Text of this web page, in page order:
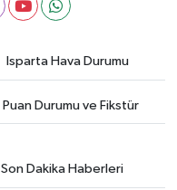
Isparta Hava Durumu
Puan Durumu ve Fikstür
Son Dakika Haberleri